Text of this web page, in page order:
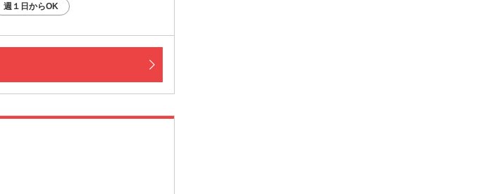
週１日からOK